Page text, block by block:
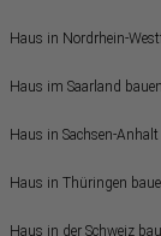
Haus in Nordrhein-
Haus im Saarland bauen
Haus in Sachsen-Anhalt
Haus in Thüringen
Haus in der Schweiz